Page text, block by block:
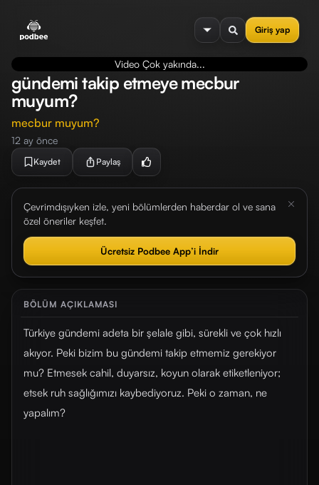
Giriş yap
menu
Video Çok yakında...
gündemi takip etmeye mecbur
muyum?
mecbur muyum?
12 ay önce
Kaydet Paylaş
Çevrimdışıyken izle, yeni bölümlerden haberdar ol ve sana
özel öneriler keşfet.
Ücretsiz Podbee App’i İndir
BÖLÜM AÇIKLAMASI
Türkiye gündemi adeta bir şelale gibi, sürekli ve çok hızlı
akıyor. Peki bizim bu gündemi takip etmemiz gerekiyor
mu? Etmesek cahil, duyarsız, koyun olarak etiketleniyor;
etsek ruh sağlığımızı kaybediyoruz. Peki o zaman, ne
yapalım?